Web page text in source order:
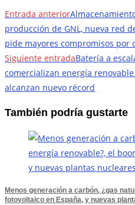
Entrada anterior
producción de GNL, nueva red
pide mayores compromisos por
Siguiente entradaBatería a
comercializan energía
alcanzan nuevo récord
También podría gustarte
Menos generación a carbón, ¿gas
fotovoltaico en España, y nuevas